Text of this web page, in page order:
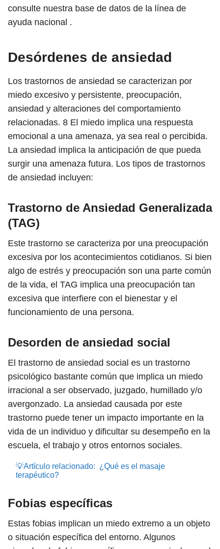
consulte nuestra base de datos de la línea de
ayuda nacional .
Desórdenes de ansiedad
Los trastornos de ansiedad se caracterizan por
miedo excesivo y persistente, preocupación,
ansiedad y alteraciones del comportamiento
relacionadas. 8 El miedo implica una respuesta
emocional a una amenaza, ya sea real o percibida.
La ansiedad implica la anticipación de que pueda
surgir una amenaza futura. Los tipos de trastornos
de ansiedad incluyen:
Trastorno de Ansiedad Generalizada
(TAG)
Este trastorno se caracteriza por una preocupación
excesiva por los acontecimientos cotidianos. Si bien
algo de estrés y preocupación son una parte común
de la vida, el TAG implica una preocupación tan
excesiva que interfiere con el bienestar y el
funcionamiento de una persona.
Desorden de ansiedad social
El trastorno de ansiedad social es un trastorno
psicológico bastante común que implica un miedo
irracional a ser observado, juzgado, humillado y/o
avergonzado. La ansiedad causada por este
trastorno puede tener un impacto importante en la
vida de un individuo y dificultar su desempeño en la
escuela, el trabajo y otros entornos sociales.
💡Artículo relacionado: ¿Qué es el masaje
terapéutico?
Fobias específicas
Estas fobias implican un miedo extremo a un objeto
o situación específica del entorno. Algunos